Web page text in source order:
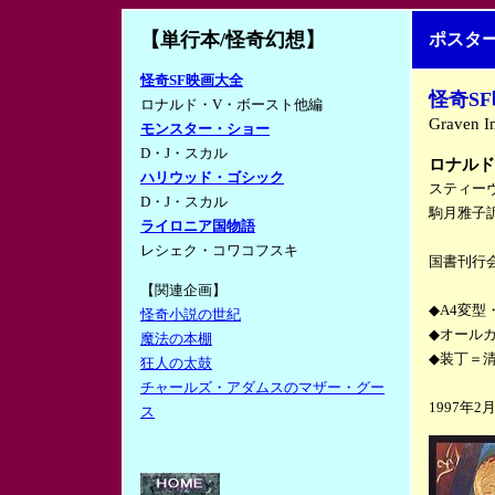
【単行本/怪奇幻想】
怪奇SF映画大全
ロナルド・V・ボースト他編
モンスター・ショー
D・J・スカル
ハリウッド・ゴシック
D・J・スカル
ライロニア国物語
レシェク・コワコフスキ
【関連企画】
怪奇小説の世紀
魔法の本棚
狂人の太鼓
チャールズ・アダムスのマザー・グー
ス
ポスタ
怪奇
Graven
ロナル
スティー
駒月雅子
国書刊行
◆A4変型
◆オール
◆装丁＝
1997年2